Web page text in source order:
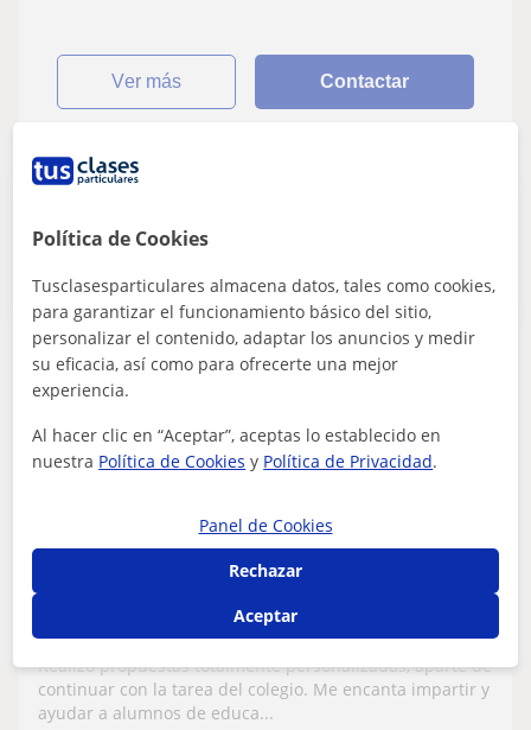
ver más Contactar
Publica un anuncio y los profesores podrán contactarte
Publicar anuncio
Olga
Repaso General
y a cualquier edad.
Realizó propuestas totalmente personalizadas, aparte de
continuar con la tarea del colegio. Me encanta impartir y
ayudar a alumnos de educa...
Política de Cookies
Tusclasesparticulares almacena datos, tales como cookies,
para garantizar el funcionamiento básico del sitio,
personalizar el contenido, adaptar los anuncios y medir
su eficacia, así como para ofrecerte una mejor
experiencia.
Al hacer clic en “Aceptar”, aceptas lo establecido en
nuestra Política de Cookies y Política de Privacidad.
Panel de Cookies
Rechazar
Aceptar